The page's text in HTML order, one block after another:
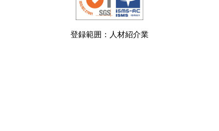
登録範囲：人材紹介業